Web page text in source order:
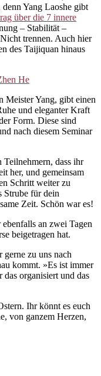
Yang Laoshe gibt
über die 7 innere
– Stabilität –
trennen. Auch hier
des Taijiquan hinaus
Meister Yang, gibt einen
und eleganter Kraft
Form. Diese sind
nach diesem Seminar
Teilnehmern, dass ihr
her, und gemeinsam
Schritt weiter zu
Strube für dein
Zeit. Schön war es!
an zwei Tagen
beigetragen hat.
gerne zu uns nach
kommt. »Es ist immer
organisiert und das
Ihr könnt es euch
von ganzem Herzen,